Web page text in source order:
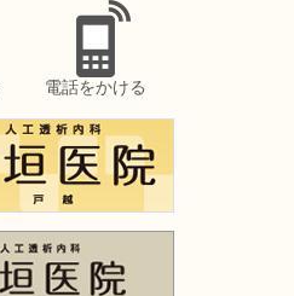
電話をかける